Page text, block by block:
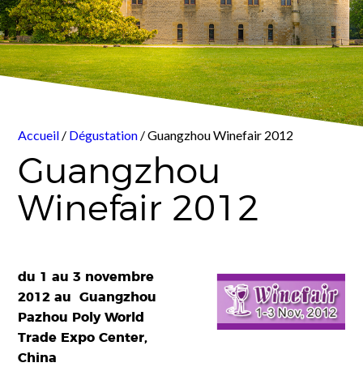
Accueil / Dégustation / Guangzhou Winefair 2012
Guangzhou
Winefair 2012
du 1 au 3 novembre
2012 au Guangzhou
Pazhou Poly World
Trade Expo Center,
China